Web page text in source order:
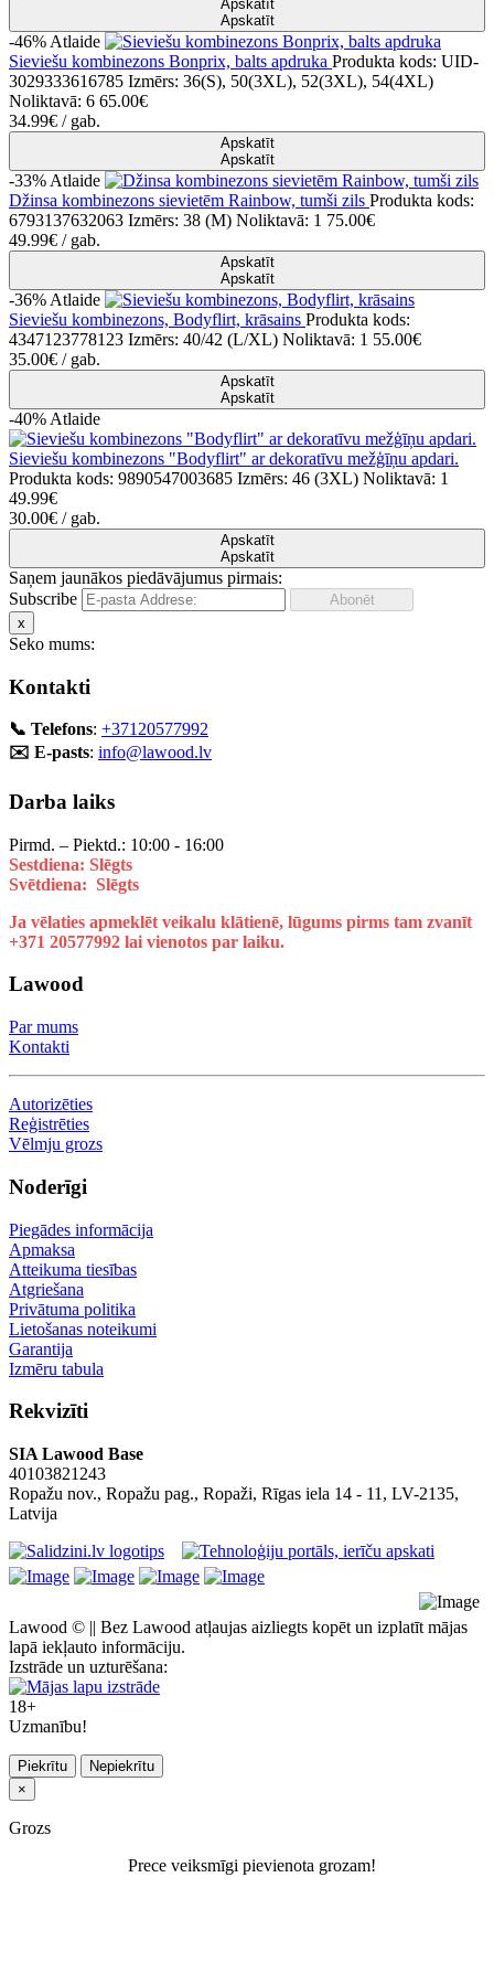
Apskatīt
Apskatīt
-46% Atlaide
Sieviešu kombinezons Bonprix, balts apdruka Produkta kods: UID-
3029333616785 Izmērs: 36(S), 50(3XL), 52(3XL), 54(4XL)
Noliktavā: 6 65.00€
34.99€ / gab.
Apskatīt
Apskatīt
-33% Atlaide
Džinsa kombinezons sievietēm Rainbow, tumši zils Produkta kods:
6793137632063 Izmērs: 38 (M) Noliktavā: 1 75.00€
49.99€ / gab.
Apskatīt
Apskatīt
-36% Atlaide
Sieviešu kombinezons, Bodyflirt, krāsains Produkta kods:
4347123778123 Izmērs: 40/42 (L/XL) Noliktavā: 1 55.00€
35.00€ / gab.
Apskatīt
Apskatīt
-40% Atlaide
Sieviešu kombinezons "Bodyflirt" ar dekoratīvu mežģīņu apdari.
Produkta kods: 9890547003685 Izmērs: 46 (3XL) Noliktavā: 1
49.99€
30.00€ / gab.
Apskatīt
Apskatīt
Saņem jaunākos piedāvājumus pirmais:
Subscribe
x
Seko mums:
Kontakti
📞 Telefons: +37120577992
✉️ E-pasts: info@lawood.lv
Darba laiks
Pirmd. – Piektd.: 10:00 - 16:00
Sestdiena: Slēgts
Svētdiena: Slēgts
Ja vēlaties apmeklēt veikalu klātienē, lūgums pirms tam zvanīt
+371 20577992 lai vienotos par laiku.
Lawood
Par mums
Kontakti
Autorizēties
Reģistrēties
Vēlmju grozs
Noderīgi
Piegādes informācija
Apmaksa
Atteikuma tiesības
Atgriešana
Privātuma politika
Lietošanas noteikumi
Garantija
Izmēru tabula
Rekvizīti
SIA Lawood Base
40103821243
Ropažu nov., Ropažu pag., Ropaži, Rīgas iela 14 - 11, LV-2135,
Latvija
Lawood © || Bez Lawood atļaujas aizliegts kopēt un izplatīt mājas
lapā iekļauto informāciju.
Izstrāde un uzturēšana:
18+
Uzmanību!
Piekrītu
Nepiekrītu
×
Grozs
Prece veiksmīgi pievienota grozam!